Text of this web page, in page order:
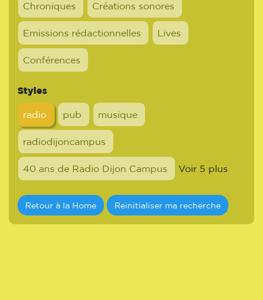
Chroniques Créations sonores
Emissions rédactionnelles Lives
Conférences
Styles
radio pub musique
radiodijoncampus
40 ans de Radio Dijon Campus Voir 5 plus
Retour à la Home Reinitialiser ma recherche